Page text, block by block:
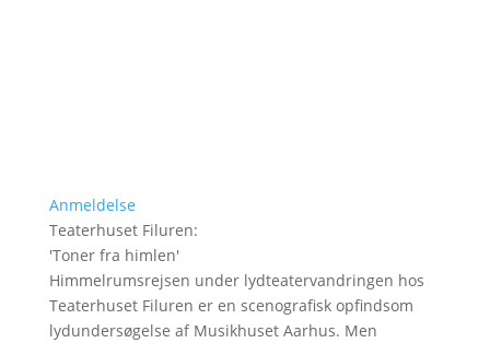
Anmeldelse
Teaterhuset Filuren:
'Toner fra himlen'
Himmelrumsrejsen under lydteatervandringen hos
Teaterhuset Filuren er en scenografisk opfindsom
lydundersøgelse af Musikhuset Aarhus. Men